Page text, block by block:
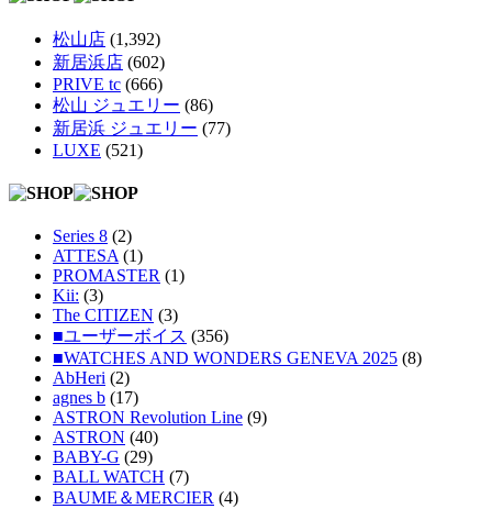
松山店 (1,392)
新居浜店 (602)
PRIVE tc (666)
松山 ジュエリー (86)
新居浜 ジュエリー (77)
LUXE (521)
Series 8 (2)
ATTESA (1)
PROMASTER (1)
Kii: (3)
The CITIZEN (3)
■ユーザーボイス (356)
■WATCHES AND WONDERS GENEVA 2025 (8)
AbHeri (2)
agnes b (17)
ASTRON Revolution Line (9)
ASTRON (40)
BABY-G (29)
BALL WATCH (7)
BAUME＆MERCIER (4)